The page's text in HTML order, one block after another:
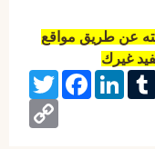
عن طريق مواقع
غيرك
Twitter
FacebookLinkedIn
Copy
Link